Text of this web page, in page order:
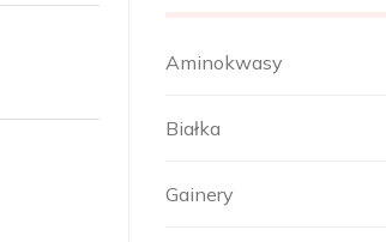
Aminokwasy
Białka
Gainery